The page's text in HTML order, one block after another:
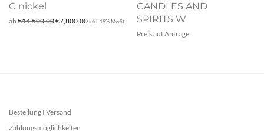
C nickel
ab€14,500.00Ursprünglicher Preis war: €14,500.00
€7,800.00Aktueller Preis ist: €7,800.00.
inkl. 19% MwSt.
CANDLES AND
SPIRITS W
Preis auf Anfrage
Bestellung I Versand
Zahlungsmöglichkeiten